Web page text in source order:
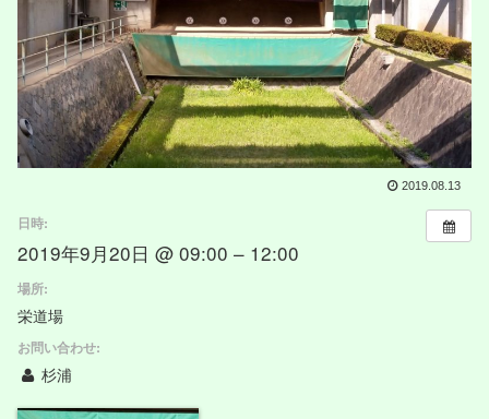
2019.08.13
日時:
2019年9月20日 @ 09:00 – 12:00
場所:
栄道場
お問い合わせ:
杉浦